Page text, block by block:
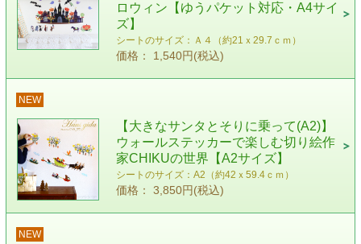
ロウィン【ゆうパケット対応・A4サイ
ズ】
シートのサイズ：Ａ４（約21ｘ29.7ｃｍ）
価格： 1,540円(税込)
NEW
【大きなサンタとそりに乗って(A2)】
ウォールステッカーで楽しむ切り絵作
家CHIKUの世界【A2サイズ】
シートのサイズ：A2（約42ｘ59.4ｃｍ）
価格： 3,850円(税込)
NEW